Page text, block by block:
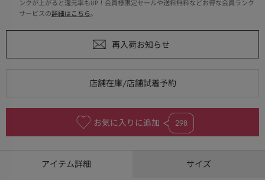
ンクが上がると還元率もUP！会員様限定セールや送料無料などお得な会員ランク
サービスの詳細はこちら。
お気に入りに追加 298
アイテム詳細 サイズ